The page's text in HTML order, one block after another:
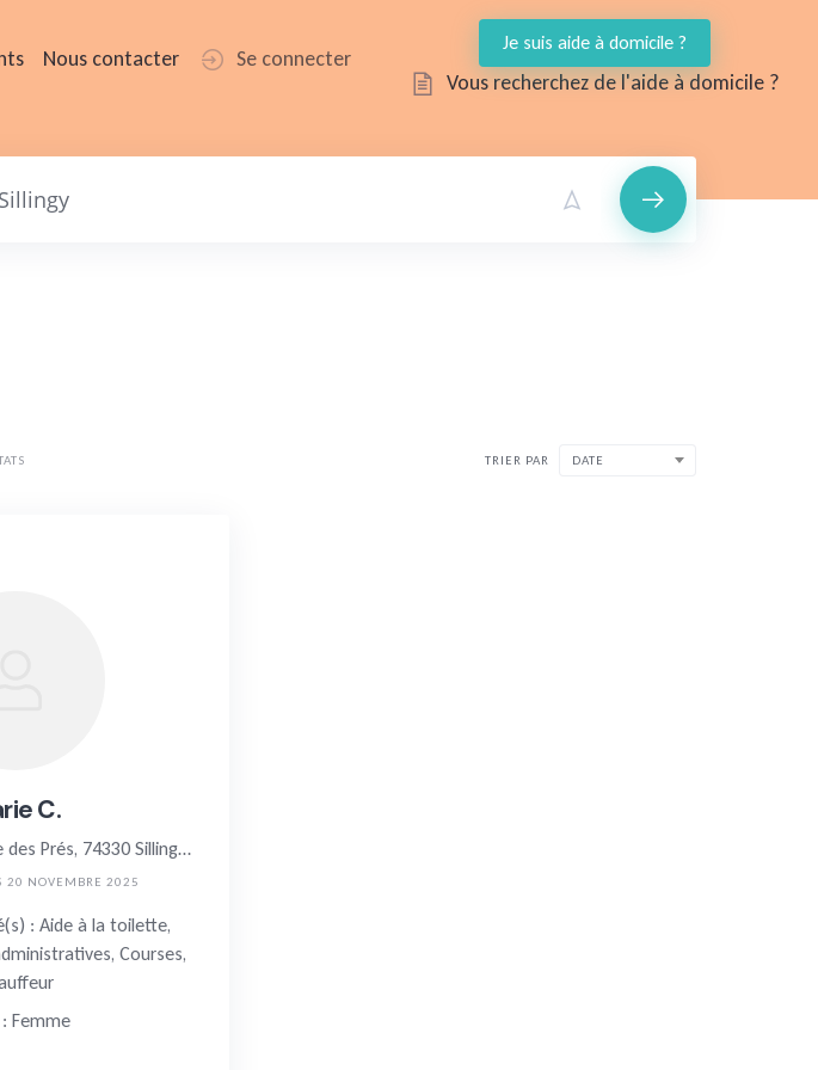
Nous contacter Se connecter
Je suis aide à domicile ?
Vous recherchez de l'aide à domicile ?
TRIER PAR DATE
C.
Allée de la Reine des Prés, 74330 Sillingy, France
20 NOVEMBRE 2025
: Aide à la toilette,
Courses,
: Femme